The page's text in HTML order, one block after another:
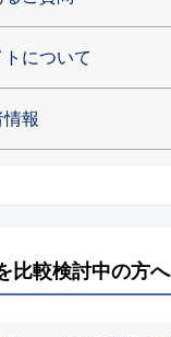
トについて
報
比較検討中の方へ